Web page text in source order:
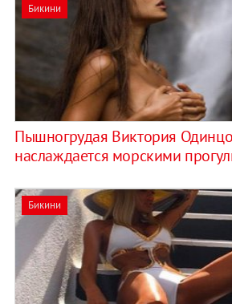
Бикини
Пышногрудая Виктория
наслаждается морскими
Бикини